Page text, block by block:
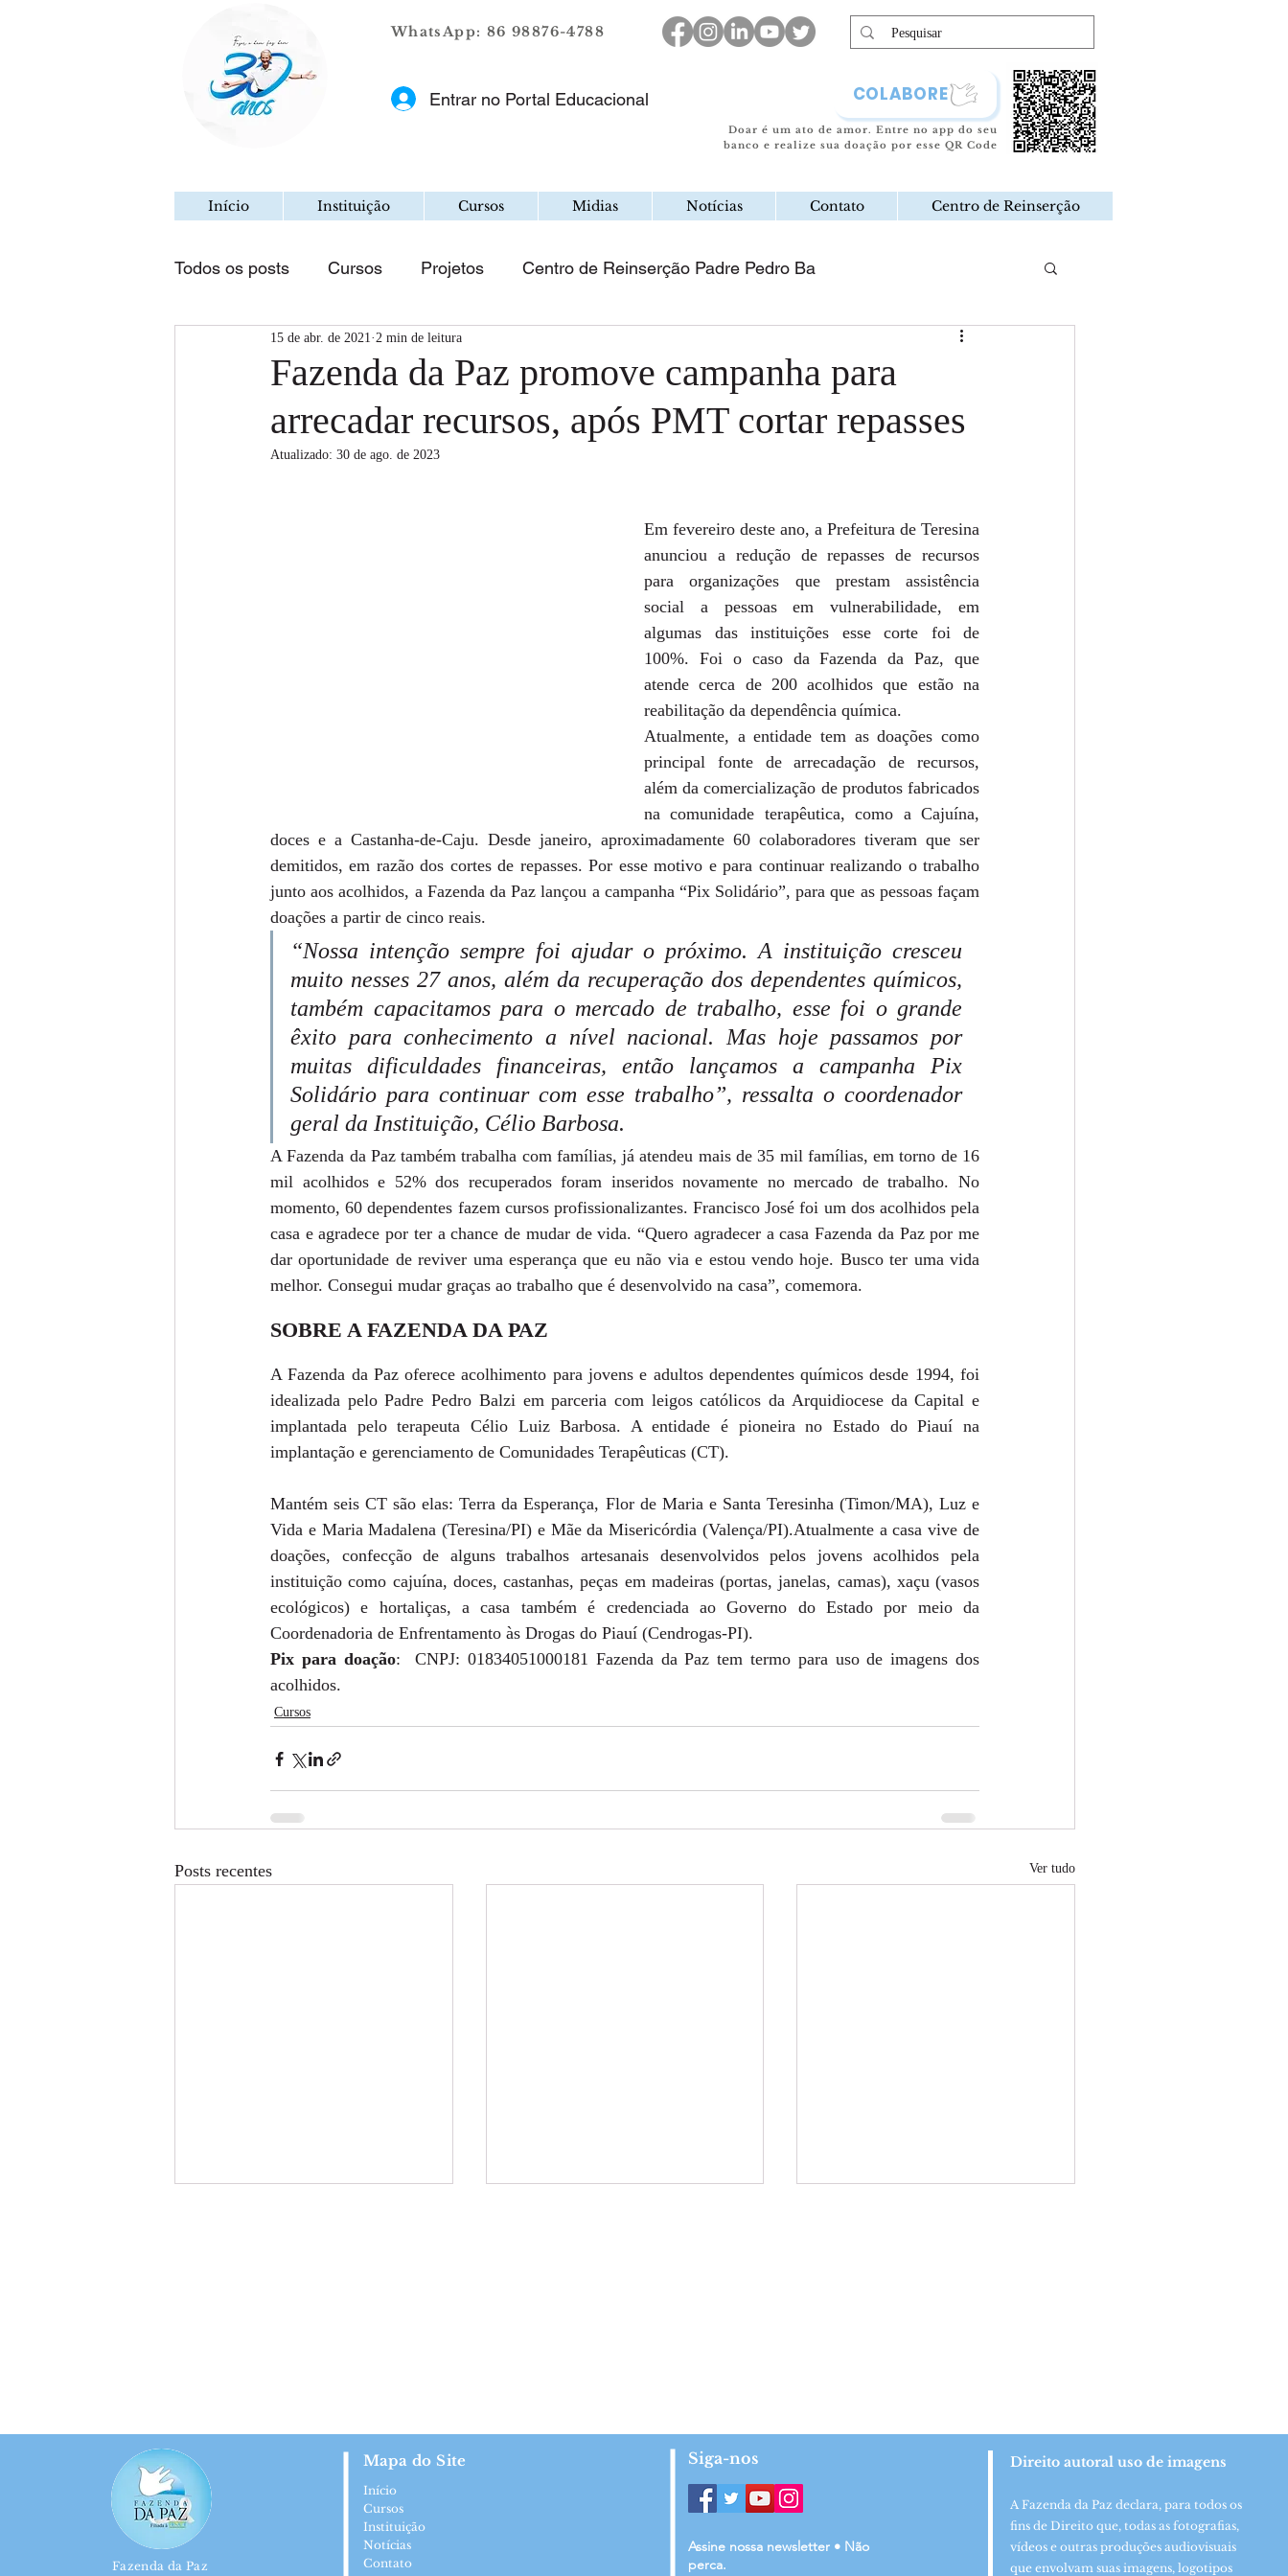
WhatsApp: 86 98876-4788
Entrar no Portal Educacional COLABORE
Doar é um ato de amor. Entre no app do seu
banco e realize sua doação por esse QR Code
Início Instituição Cursos Midias Notícias Contato Centro de Reinserção
Todos os posts Cursos Projetos Centro de Reinserção Padre Pedro Ba
Fazenda da Paz promove campanha para
arrecadar recursos, após PMT cortar repasses
15 de abr. de 2021 2 min de leitura
Atualizado: 30 de ago. de 2023
Em fevereiro deste ano, a Prefeitura de Teresina
anunciou a redução de repasses de recursos
para organizações que prestam assistência
social a pessoas em vulnerabilidade, em
algumas das instituições esse corte foi de
100%. Foi o caso da Fazenda da Paz, que
atende cerca de 200 acolhidos que estão na
reabilitação da dependência química.
Atualmente, a entidade tem as doações como
principal fonte de arrecadação de recursos,
além da comercialização de produtos fabricados
na comunidade terapêutica, como a Cajuína,
doces e a Castanha-de-Caju. Desde janeiro, aproximadamente 60 colaboradores tiveram que ser
demitidos, em razão dos cortes de repasses. Por esse motivo e para continuar realizando o trabalho
junto aos acolhidos, a Fazenda da Paz lançou a campanha “Pix Solidário”, para que as pessoas façam
doações a partir de cinco reais.
“Nossa intenção sempre foi ajudar o próximo. A instituição cresceu
muito nesses 27 anos, além da recuperação dos dependentes químicos,
também capacitamos para o mercado de trabalho, esse foi o grande
êxito para conhecimento a nível nacional. Mas hoje passamos por
muitas dificuldades financeiras, então lançamos a campanha Pix
Solidário para continuar com esse trabalho”, ressalta o coordenador
geral da Instituição, Célio Barbosa.
A Fazenda da Paz também trabalha com famílias, já atendeu mais de 35 mil famílias, em torno de 16
mil acolhidos e 52% dos recuperados foram inseridos novamente no mercado de trabalho. No
momento, 60 dependentes fazem cursos profissionalizantes. Francisco José foi um dos acolhidos pela
casa e agradece por ter a chance de mudar de vida. “Quero agradecer a casa Fazenda da Paz por me
dar oportunidade de reviver uma esperança que eu não via e estou vendo hoje. Busco ter uma vida
melhor. Consegui mudar graças ao trabalho que é desenvolvido na casa”, comemora.
SOBRE A FAZENDA DA PAZ
A Fazenda da Paz oferece acolhimento para jovens e adultos dependentes químicos desde 1994, foi
idealizada pelo Padre Pedro Balzi em parceria com leigos católicos da Arquidiocese da Capital e
implantada pelo terapeuta Célio Luiz Barbosa. A entidade é pioneira no Estado do Piauí na
implantação e gerenciamento de Comunidades Terapêuticas (CT).
Mantém seis CT são elas: Terra da Esperança, Flor de Maria e Santa Teresinha (Timon/MA), Luz e
Vida e Maria Madalena (Teresina/PI) e Mãe da Misericórdia (Valença/PI).Atualmente a casa vive de
doações, confecção de alguns trabalhos artesanais desenvolvidos pelos jovens acolhidos pela
instituição como cajuína, doces, castanhas, peças em madeiras (portas, janelas, camas), xaçu (vasos
ecológicos) e hortaliças, a casa também é credenciada ao Governo do Estado por meio da
Coordenadoria de Enfrentamento às Drogas do Piauí (Cendrogas-PI).
Pix para doação:  CNPJ: 01834051000181 Fazenda da Paz tem termo para uso de imagens dos
acolhidos.
Cursos
Posts recentes Ver tudo
Fazenda da Paz
Mapa do Site
Início
Cursos
Instituição
Notícias
Contato
Siga-nos
Assine nossa newsletter • Não
perca.
Direito autoral uso de imagens
A Fazenda da Paz declara, para todos os
fins de Direito que, todas as fotografias,
vídeos e outras produções audiovisuais
que envolvam suas imagens, logotipos